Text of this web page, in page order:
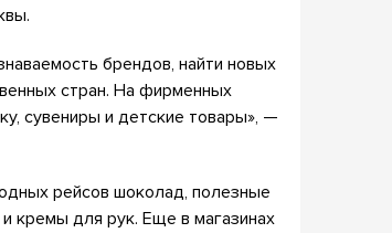
брендов, найти новых
стран. На фирменных
сувениры и детские товары», —
рейсов шоколад, полезные
кремы для рук. Еще в магазинах